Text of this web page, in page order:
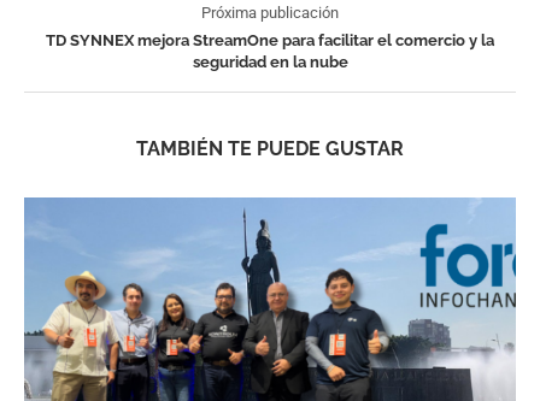
Próxima publicación
TD SYNNEX mejora StreamOne para facilitar el comercio y la
seguridad en la nube
TAMBIÉN TE PUEDE GUSTAR